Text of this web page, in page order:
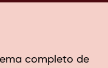
completo de